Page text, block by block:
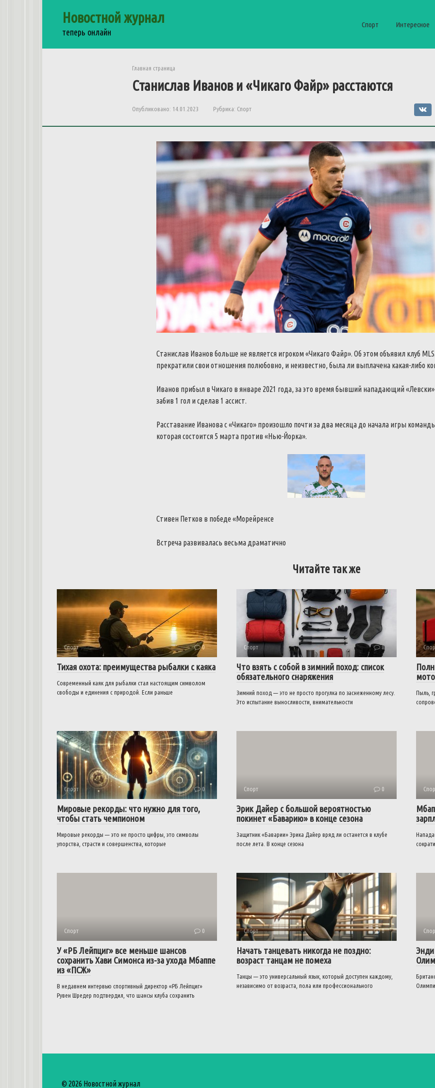
Новостной журнал
теперь онлайн
Спорт Интересное
Главная страница
Станислав Иванов и «Чикаго Файр» расстаются
Опубликовано: 14.01.2023 Рубрика: Спорт
Станислав Иванов больше не является игроком «Чикаго Файр». Об этом объявил клуб
прекратили свои отношения полюбовно, и неизвестно, была ли выплачена какая-либо
Иванов прибыл в Чикаго в январе 2021 года, за это время бывший нападающий
забив 1 гол и сделав 1 ассист.
Расставание Иванова с «Чикаго» произошло почти за два месяца до начала игры
которая состоится 5 марта против «Нью-Йорка».
Стивен Петков в победе «Морейренсе
Встреча развивалась весьма драматично
Читайте так же
Спорт 0
Тихая охота: преимущества рыбалки с каяка
Современный каяк для рыбалки стал настоящим символом
свободы и единения с природой. Если раньше
Спорт 0
Что взять с собой в зимний поход: список
обязательного снаряжения
Зимний поход — это не просто прогулка по заснеженному лесу.
Это испытание выносливости, внимательности
Пыль,
Спорт 0
Мировые рекорды: что нужно для того,
чтобы стать чемпионом
Мировые рекорды — это не просто цифры, это символы
упорства, страсти и совершенства, которые
Спорт 0
Эрик Дайер с большой вероятностью
покинет «Баварию» в конце сезона
Защитник «Баварии» Эрика Дайер вряд ли останется в клубе
после лета. В конце сезона
Спорт 0
У «РБ Лейпциг» все меньше шансов
сохранить Хави Симонса из-за ухода Мбаппе
из «ПСЖ»
В недавнем интервью спортивный директор «РБ Лейпциг»
Рувен Шредер подтвердил, что шансы клуба сохранить
Спорт 0
Начать танцевать никогда не поздно:
возраст танцам не помеха
Танцы — это универсальный язык, который доступен каждому,
независимо от возраста, пола или профессионального
© 2026 Новостной журнал